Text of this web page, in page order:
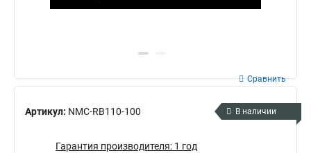
Артикул: NMC-RB110-100
Сравнить
В наличии
Гарантия производителя: 1 год